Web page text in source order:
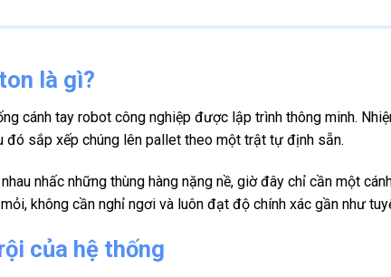
là gì?
cánh tay robot công nghiệp được lập trình thông minh.
đó sắp xếp chúng lên pallet theo một trật tự định sẵn.
nhấc những thùng hàng nặng nề, giờ đây chỉ cần một
không cần nghỉ ngơi và luôn đạt độ chính xác gần như
của hệ thống